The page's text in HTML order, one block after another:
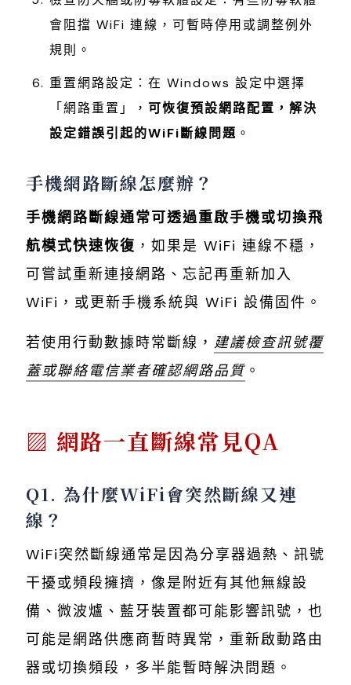
會阻擋 WiFi 連線，可暫時停用或調整例外
規則。
重置網路設定：在 Windows 設定中選擇
「網路重置」， 可恢復預設網路配置，解決
設定錯誤引起的WiFi斷線問題 。
手機網路斷線怎麼辦？
手機網路斷線通常可透過重啟手機或切換飛
航模式快速恢復 ，如果是 WiFi 連線不穩，
可嘗試重新連接網路、忘記再重新加入
WiFi，或更新手機系統與 WiFi 設備固件。
若使用行動數據時常斷線， 建議檢查訊號覆
蓋或聯絡電信業者確認網路品質 。
網路一直斷線常見QA
Q1. 為什麼WiFi會突然斷線又連
線？
WiFi突然斷線通常是因為分享器過熱、訊號
干擾或頻段擁擠，像是附近有其他無線設
備、微波爐、藍牙裝置都可能影響訊號，也
可能是網路供應商暫時異常，重新啟動路由
器或切換頻段，多半能暫時解決問題。